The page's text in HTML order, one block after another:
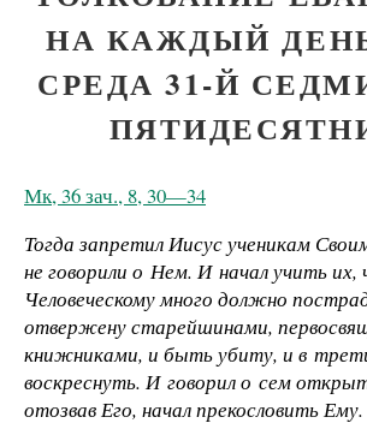
НА КАЖДЫЙ
СРЕДА 31-Й
Мк, 36 зач., 8, 30—34
Тогда запретил Иисус ученикам
не говорили о Нем. И начал учить
Человеческому много должно
отвержену старейшинами,
книжниками, и быть убиту, и в
воскреснуть. И говорил о сем
отозвав Его, начал прекословить